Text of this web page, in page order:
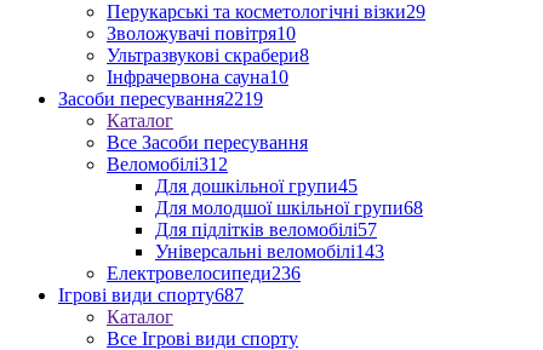
Перукарські та косметологічні візки29
Зволожувачі повітря10
Ультразвукові скрабери8
Інфрачервона сауна10
Засоби пересування2219
Каталог
Все Засоби пересування
Веломобілі312
Для дошкільної групи45
Для молодшої шкільної групи68
Для підлітків веломобілі57
Універсальні веломобілі143
Електровелосипеди236
Ігрові види спорту687
Каталог
Все Ігрові види спорту